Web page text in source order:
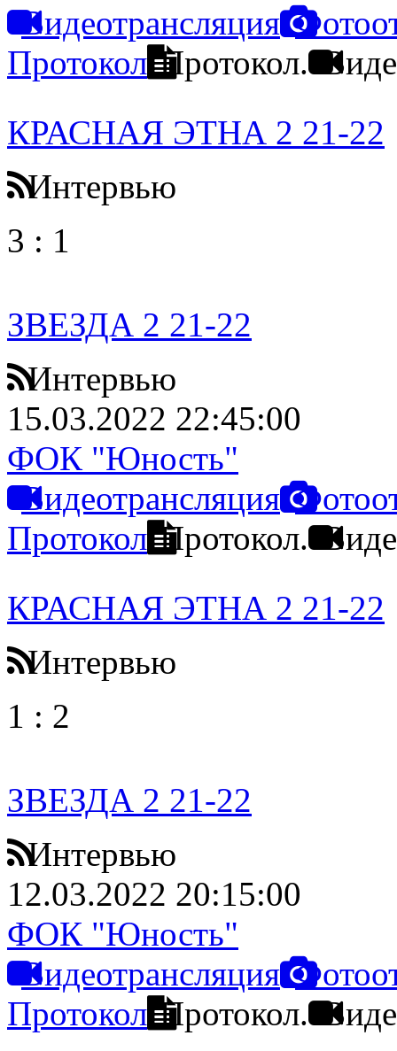
Видеотрансляция
Протокол Протокол.
КРАСНАЯ ЭТНА 2 21-22
Интервью
3 : 1
ЗВЕЗДА 2 21-22
Интервью
15.03.2022 22:45:00
ФОК "Юность"
Видеотрансляция
Протокол Протокол.
КРАСНАЯ ЭТНА 2 21-22
Интервью
1 : 2
ЗВЕЗДА 2 21-22
Интервью
12.03.2022 20:15:00
ФОК "Юность"
Видеотрансляция
Протокол Протокол.